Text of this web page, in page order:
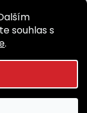
souhlas s
.